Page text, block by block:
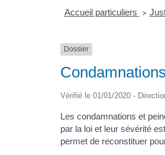
Accueil particuliers >
Dossier
Vérifié le 01/01/2020 -
Les condamnations et
par la loi et leur sévérité
permet de reconstituer